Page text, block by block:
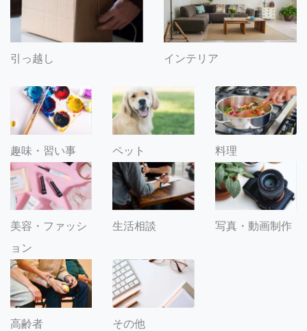
引っ越し インテリア
趣味・習い事 ペット 料理
美容・ファッシ
ョン
生活相談 写真・動画制作
高齢者 その他